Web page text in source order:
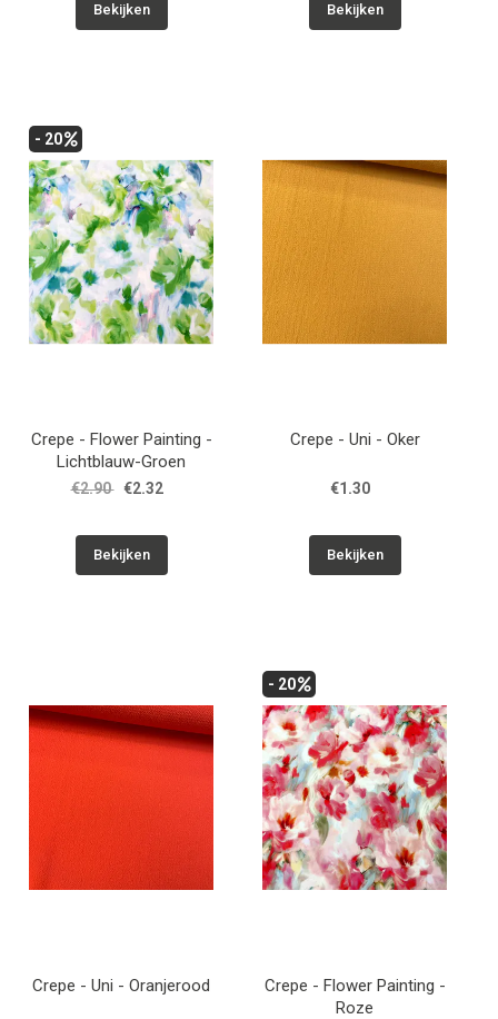
Bekijken Bekijken
- 20
Crepe - Flower Painting -
Lichtblauw-Groen
€2.90 €2.32
Bekijken
Crepe - Uni - Oker
€1.30
Bekijken
Crepe - Uni - Oranjerood
- 20
Crepe - Flower Painting -
Roze